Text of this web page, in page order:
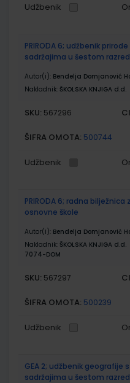
Udžbenik
PRIRODA 6; udžbenik
sadržajima u šestom
Autor(i): Bendelja Domjanović
Nakladnik: ŠKOLSKA KNJIGA d.d.
SKU: 567296
ŠIFRA OMOTA: 500744
Udžbenik
PRIRODA 6; radna
osnovne škole
Autor(i): Bendelja Domjanović
Nakladnik: ŠKOLSKA KNJIGA d.d.
7074-DOM
SKU: 567297
ŠIFRA OMOTA: 500239
Udžbenik
GEA 2; udžbenik
sadržajima u šestom